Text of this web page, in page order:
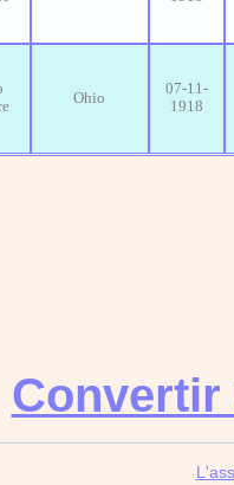
Ohio
07-11-
1918
Convertir